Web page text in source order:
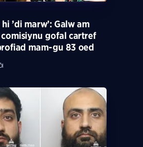
hi ’di marw’: Galw am
gofal cartref
mam-gu 83 oed